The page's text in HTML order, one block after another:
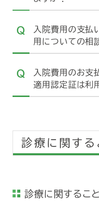
入院費用の支払
用についての相
入院費用のお支
適用認定証は利
診療に関する
診療に関すること